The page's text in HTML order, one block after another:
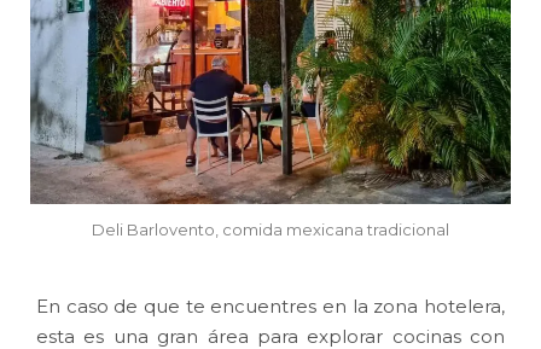
Deli Barlovento, comida mexicana tradicional
En caso de que te encuentres en la zona hotelera,
esta es una gran área para explorar cocinas con